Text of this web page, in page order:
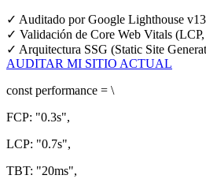
✓ Auditado por Google Lighthouse v13
✓ Validación de Core Web Vitals
✓ Arquitectura SSG (Static Site
AUDITAR MI SITIO ACTUAL
const performance = \
FCP: "0.3s",
LCP: "0.7s",
TBT: "20ms",